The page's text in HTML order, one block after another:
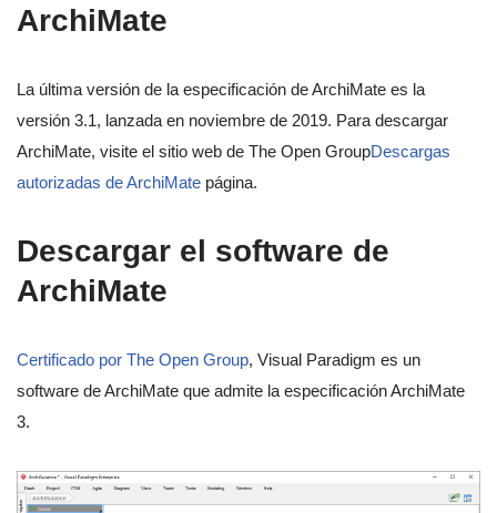
ArchiMate
La última versión de la especificación de ArchiMate es la
versión 3.1, lanzada en noviembre de 2019. Para descargar
ArchiMate, visite el sitio web de The Open GroupDescargas
autorizadas de ArchiMate página.
Descargar el software de
ArchiMate
Certificado por The Open Group, Visual Paradigm es un
software de ArchiMate que admite la especificación ArchiMate
3.